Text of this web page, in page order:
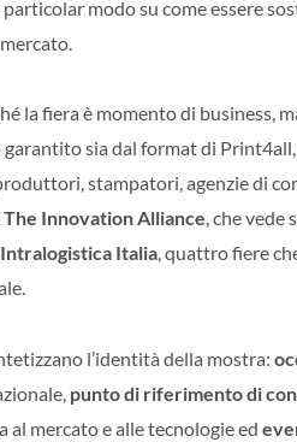
modo su come essere
la fiera è momento di business,
sia dal format di
stampatori, agenzie di
The Innovation Alliance, che vede
Intralogistica Italia, quattro fiere
l’identità della mostra:
punto di riferimento di
al mercato e alle tecnologie ed